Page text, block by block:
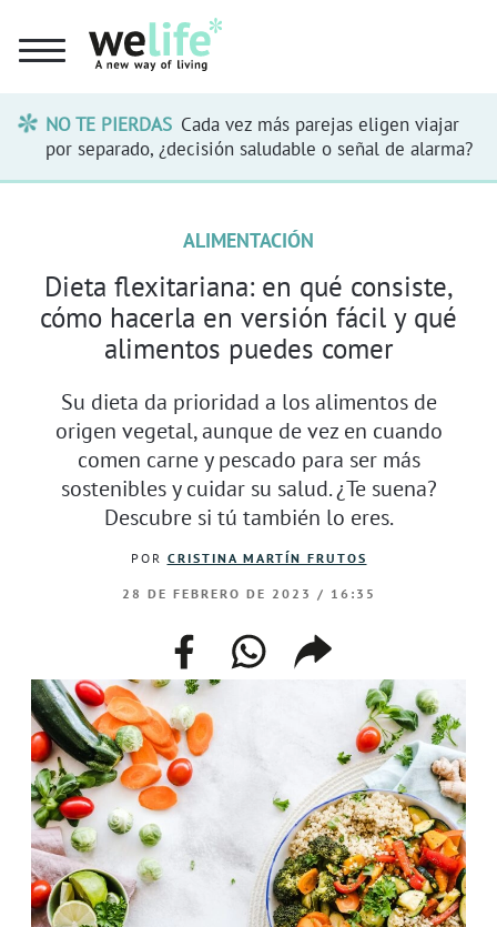
NO TE PIERDAS Cada vez más parejas eligen viajar
por separado, ¿decisión saludable o señal de alarma?
ALIMENTACIÓN
Dieta flexitariana: en qué consiste,
cómo hacerla en versión fácil y qué
alimentos puedes comer
Su dieta da prioridad a los alimentos de
origen vegetal, aunque de vez en cuando
comen carne y pescado para ser más
sostenibles y cuidar su salud. ¿Te suena?
Descubre si tú también lo eres.
POR CRISTINA MARTÍN FRUTOS
28 DE FEBRERO DE 2023 / 16:35
facebookwhatsappcompartir
enlace